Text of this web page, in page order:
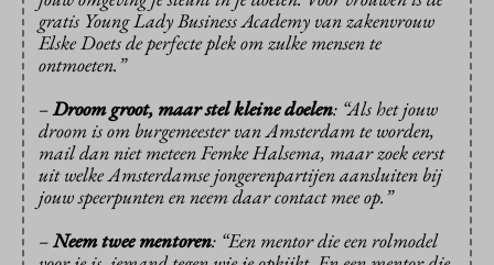
gratis Young Lady Business Academy van zakenvrouw
Elske Doets de perfecte plek om zulke mensen te
ontmoeten.”
–Droom groot, maar stel kleine doelen: “Als het jouw
droom is om burgemeester van Amsterdam te worden,
mail dan niet meteen Femke Halsema, maar zoek eerst
uit welke Amsterdamse jongerenpartijen aansluiten bij
jouw speerpunten en neem daar contact mee op.”
–Neem twee mentoren: “Een mentor die een rolmodel